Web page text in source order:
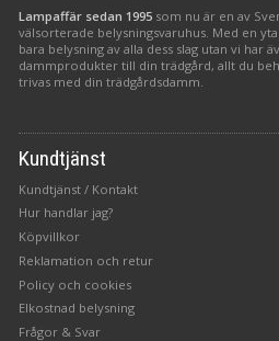
Lampaffär sedan 1995 som nu är en av
välsorterade belysningsvaruhus. Med en
bara belysning av alla dess slag utan vi har
dammprodukter till din trädgård, allt du
trivas med din trädgårdsdamm.
Kundtjänst
Kundtjänst / Kontakt
Hur handlar jag?
Köpvillkor
Reklamation och retur
Policy och cookies
Elkostnad belysning
Frågor & Svar